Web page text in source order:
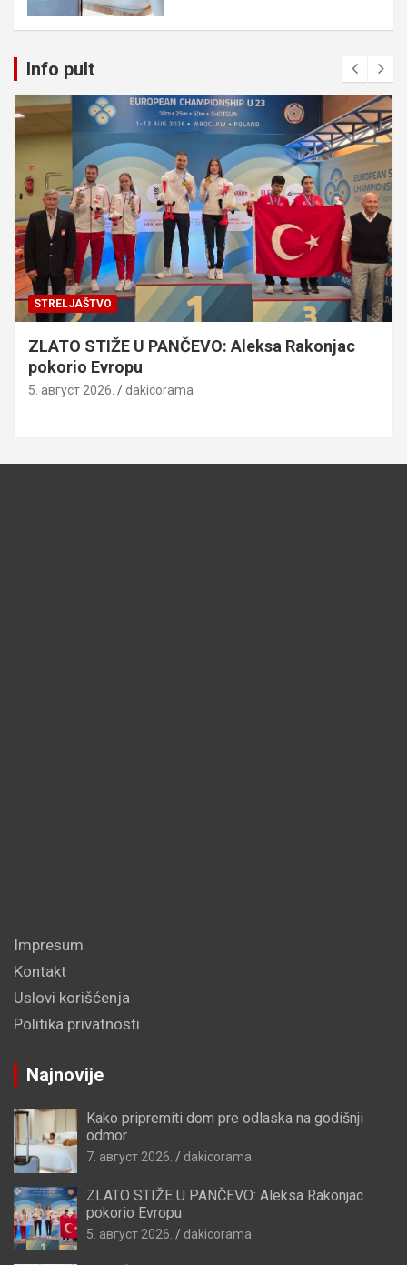
Info pult
STRELJAŠTVO
ZLATO STIŽE U PANČEVO: Aleksa Rakonjac
pokorio Evropu
5. август 2026. dakicorama
Impresum
Kontakt
Uslovi korišćenja
Politika privatnosti
Najnovije
Kako pripremiti dom pre odlaska na godišnji
odmor
7. август 2026. dakicorama
ZLATO STIŽE U PANČEVO: Aleksa Rakonjac
pokorio Evropu
5. август 2026. dakicorama